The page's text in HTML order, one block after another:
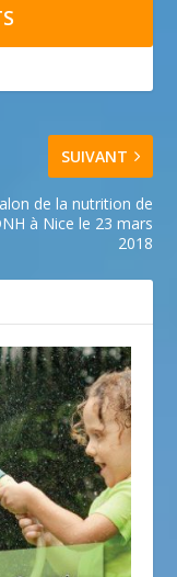
SUIVANT
de la nutrition de
à Nice le 23 mars
2018